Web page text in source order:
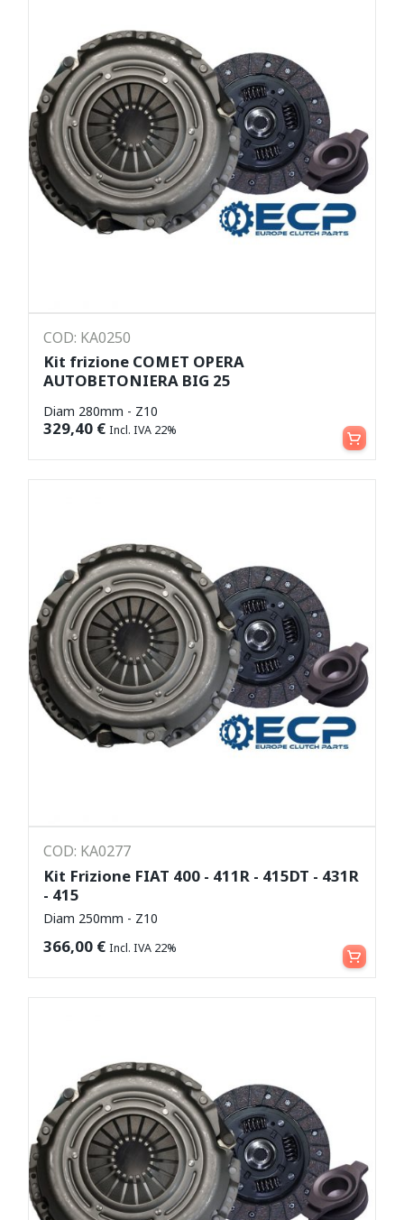
COD: KA0250
Kit frizione COMET OPERA
AUTOBETONIERA BIG 25
Diam 280mm - Z10
329,40 € Incl. IVA 22% Aggiungi al carrello
COD: KA0277
Kit Frizione FIAT 400 - 411R - 415DT - 431R
- 415
Diam 250mm - Z10
366,00 € Incl. IVA 22% Aggiungi al carrello